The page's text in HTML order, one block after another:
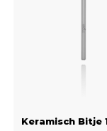
Keramisch Bitje